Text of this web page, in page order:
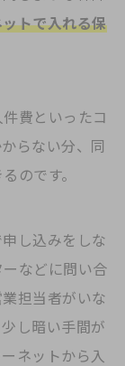
トで入れる保
費といったコ
らない分、同
のです。
し込みをしな
などに問い合
担当者がいな
し暗い手間が
ネットから入